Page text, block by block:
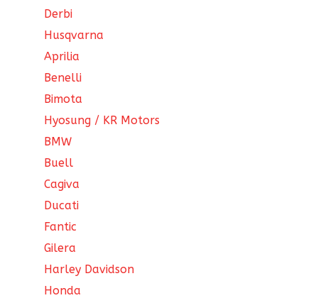
Derbi
Husqvarna
Aprilia
Benelli
Bimota
Hyosung / KR Motors
BMW
Buell
Cagiva
Ducati
Fantic
Gilera
Harley Davidson
Honda